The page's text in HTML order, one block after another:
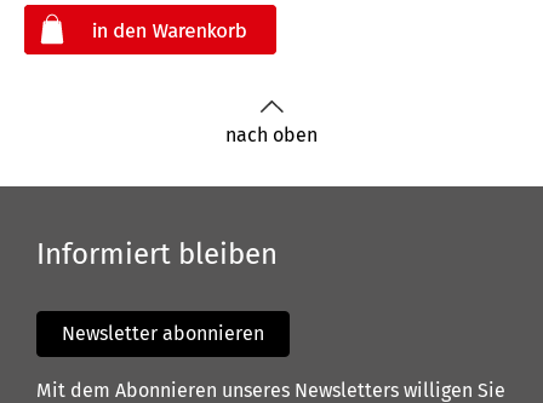
nach oben
Informiert bleiben
Newsletter abonnieren
Mit dem Abonnieren unseres Newsletters willigen Sie